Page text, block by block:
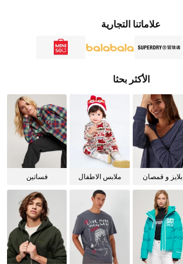
علاماتنا التجارية
الأكثر بحثا
بلايز و قمصان
ملابس الاطفال فساتين